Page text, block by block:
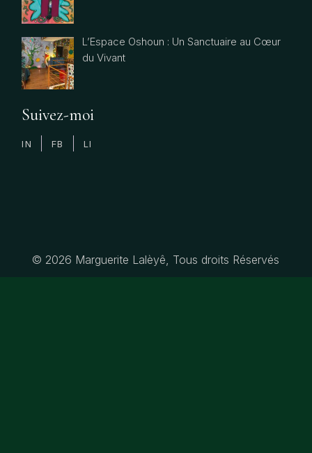
L’Espace Oshoun : Un Sanctuaire au Cœur
du Vivant
Suivez-moi
IN FB LI
© 2026 Marguerite Lalèyê , Tous droits Réservés